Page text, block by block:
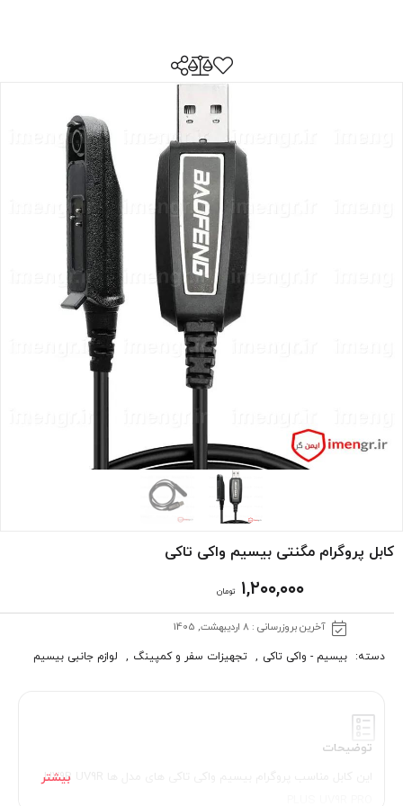
کابل پروگرام مگنتی بیسیم واکی تاکی
۱,۲۰۰,۰۰۰ تومان
آخرین بروزرسانی : 8 اردیبهشت, 1405
دسته: بیسیم - واکی تاکی , تجهیزات سفر و کمپینگ , لوازم جانبی بیسیم
توضیحات
این کابل مناسب پروگرام بیسیم واکی تاکی های مدل ها UV9R UV9R